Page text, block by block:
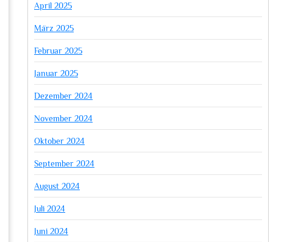
April 2025
März 2025
Februar 2025
Januar 2025
Dezember 2024
November 2024
Oktober 2024
September 2024
August 2024
Juli 2024
Juni 2024